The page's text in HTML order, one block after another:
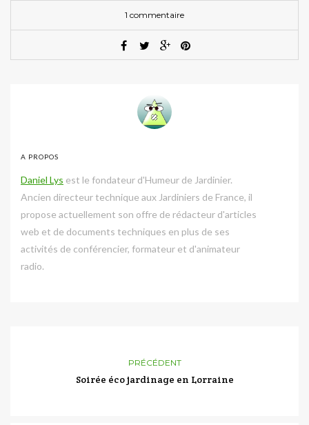
1 commentaire
A PROPOS
Daniel Lys est le fondateur d'Humeur de Jardinier.
Ancien directeur technique aux Jardiniers de France, il
propose actuellement son offre de rédacteur d'articles
web et de documents techniques en plus de ses
activités de conférencier, formateur et d'animateur
radio.
PRÉCÉDENT
Soirée éco jardinage en Lorraine